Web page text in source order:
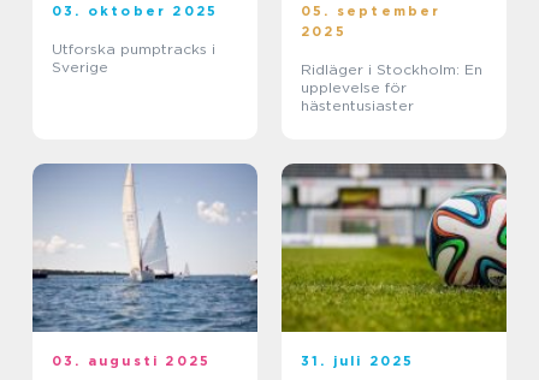
03. oktober 2025
Utforska pumptracks i
Sverige
05. september
2025
Ridläger i Stockholm: En
upplevelse för
hästentusiaster
03. augusti 2025 31. juli 2025